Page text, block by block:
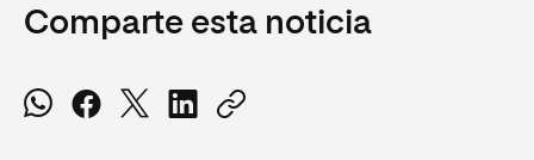
Comparte esta noticia